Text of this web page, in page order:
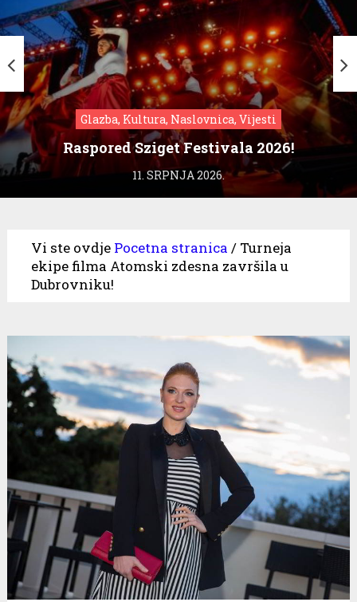
Glazba, Kultura, Naslovnica, Vijesti
Raspored Sziget Festivala 2026!
11. SRPNJA 2026.
Vi ste ovdje Pocetna stranica / Turneja
ekipe filma Atomski zdesna završila u
Dubrovniku!